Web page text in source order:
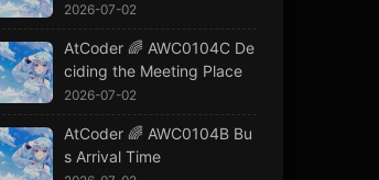
2026-07-02
AtCoder 🌈 AWC0104C De
ciding the Meeting Place
2026-07-02
AtCoder 🌈 AWC0104B Bu
s Arrival Time